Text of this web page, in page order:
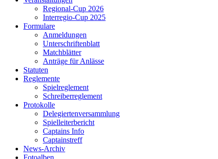
Regional-Cup 2026
Interregio-Cup 2025
Formulare
Anmeldungen
Unterschriftenblatt
Matchblätter
Anträge für Anlässe
Statuten
Reglemente
Spielreglement
Schreiberreglement
Protokolle
Delegiertenversammlung
Spielleiterbericht
Captains Info
Captainstreff
News-Archiv
Fotoalben